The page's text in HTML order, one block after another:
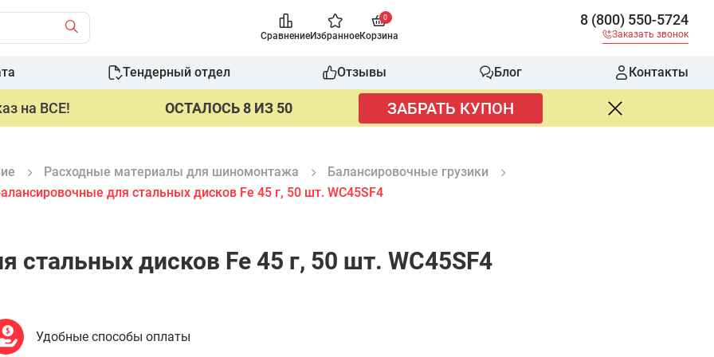
СравнениеИзбранное
0
Корзина
8 (800) 550-5724
Заказать звонок
Тендерный отдел Отзывы Блог Контакты
на ВСЕ! ОСТАЛОСЬ 8 ИЗ 50 ЗАБРАТЬ КУПОН
Расходные материалы для шиномонтажа
Балансировочные грузики
для стальных дисков Fe 45 г, 50 шт. WC45SF4
стальных дисков Fe 45 г, 50 шт. WC45SF4
Удобные способы оплаты